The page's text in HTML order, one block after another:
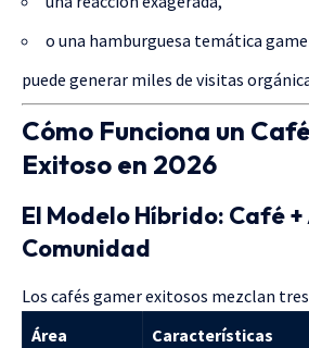
o una hamburguesa temática
puede generar miles de visitas
Cómo Funciona un
Exitoso en 2026
El Modelo Híbrido: Café +
Comunidad
Los cafés gamer exitosos mezclan
Área
Características